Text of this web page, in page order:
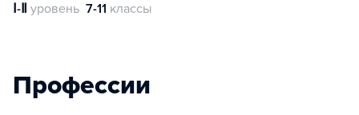
Ⅰ-Ⅱ уровень 7-11 классы
Профессии